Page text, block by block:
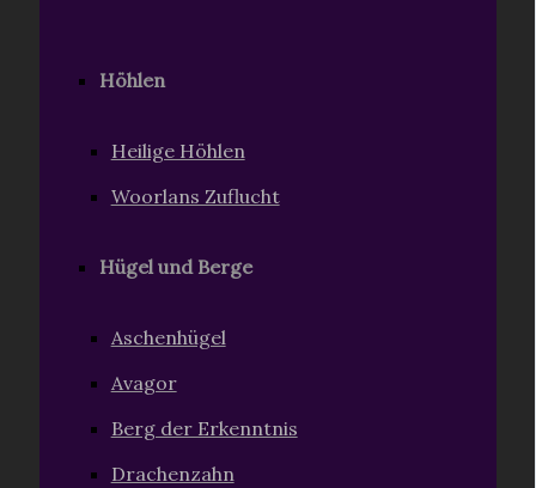
Höhlen
Heilige Höhlen
Woorlans Zuflucht
Hügel und Berge
Aschenhügel
Avagor
Berg der Erkenntnis
Drachenzahn